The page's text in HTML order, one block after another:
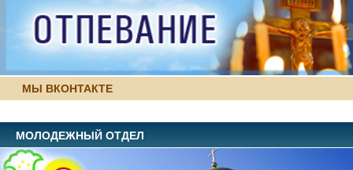
МЫ ВКОНТАКТЕ
МОЛОДЕЖНЫЙ ОТДЕЛ